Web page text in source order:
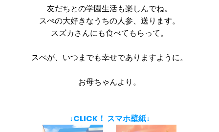
友だちとの学園生活も楽しんでね。
スぺの大好きなうちの人参、送ります。
スズカさんにも食べてもらって。
スぺが、いつまでも幸せでありますように。
お母ちゃんより。
↓CLICK！ スマホ壁紙↓